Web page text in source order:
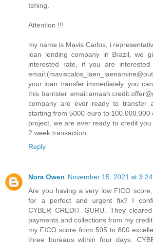
tehing.
Attention !!!
my name is Mavis Carlos, i
loan lending company in Brazil, we
interested rate, if you are interested
your loan transfer immediately. you
this barrister
company are ever ready to transfer
starting from 5000 euro to 100.000.000
project, we are ever ready to credit
2 week transaction.
Reply
Nora Owen November 15, 2021 at 3:24
Are you having a very low FICO
for a perfect and urgent fix? I
CYBER CREDIT GURU. They
payments and collections from my
my FICO score from 505 to 800
three bureaus within four days.